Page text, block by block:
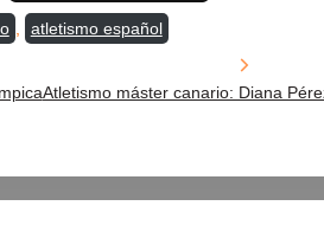
atletismo español
Atletismo máster canario: Diana